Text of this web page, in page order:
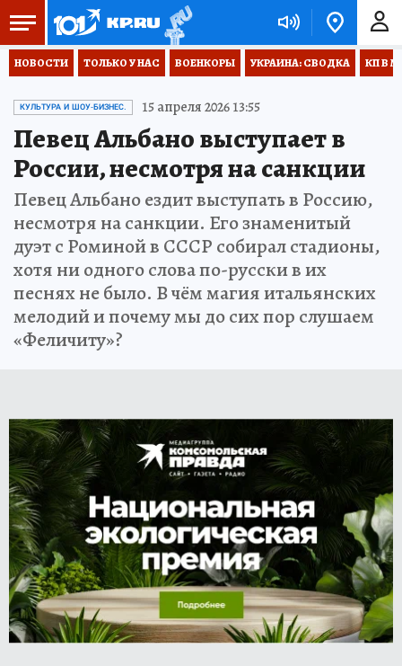
НОВОСТИ ТОЛЬКО У НАС ВОЕНКОРЫ УКРАИНА: СВОДКА КП В
КУЛЬТУРА И ШОУ-БИЗНЕС. 15 апреля 2026 13:55
Певец Альбано выступает в
России, несмотря на санкции
Певец Альбано ездит выступать в Россию,
несмотря на санкции. Его знаменитый
дуэт с Роминой в СССР собирал стадионы,
хотя ни одного слова по-русски в их
песнях не было. В чём магия итальянских
мелодий и почему мы до сих пор слушаем
«Феличиту»?